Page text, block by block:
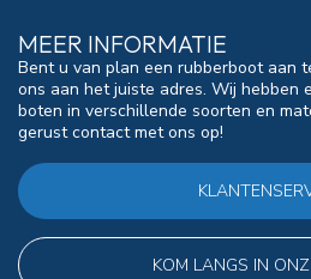
MEER INFORMATIE
Bent u van plan een rubberboot aan
ons aan het juiste adres. Wij hebben
boten in verschillende soorten en
gerust contact met ons op!
KOM LANGS IN